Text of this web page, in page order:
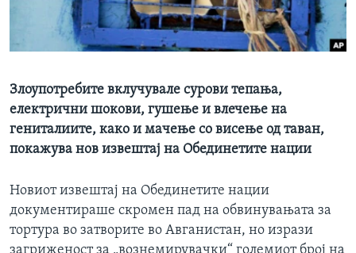
ИНТЕРВЈУА
Јазици
Злоупотребите вклучувале сурови тепања,
електрични шокови, гушење и влечење на
гениталиите, како и мачење со висење од таван,
покажува нов извештај на Обединетите нации
Новиот извештај на Обединетите нации
документираше скромен пад на обвинувањата за
тортура во затворите во Авганистан, но изрази